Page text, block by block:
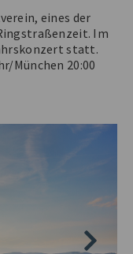
eines der
Im
statt.
München 20:00